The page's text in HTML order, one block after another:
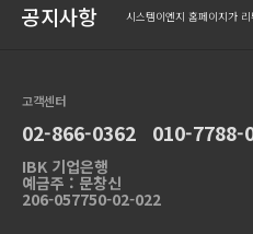
공지사항 시스템이엔지 홈페이지가
고객센터
02-866-0362 010-7788-
IBK 기업은행
예금주 : 문창신
206-057750-02-022